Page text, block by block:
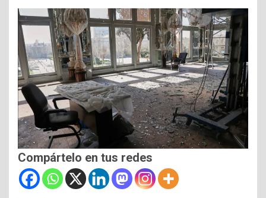
Compártelo en tus redes